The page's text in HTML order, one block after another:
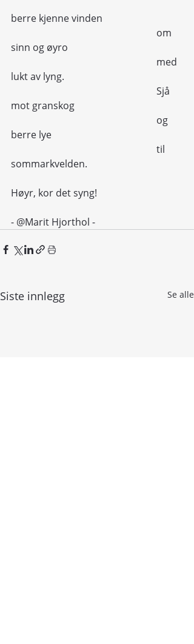
berre kjenne vinden
sinn og øyro
lukt av lyng.
mot granskog
berre lye
sommarkvelden.
Høyr, kor det syng!
- @Marit Hjorthol -
Siste innlegg Se alle